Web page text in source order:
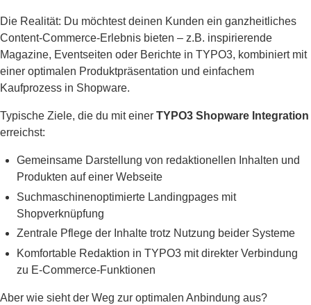
Die Realität: Du möchtest deinen Kunden ein ganzheitliches
Content-Commerce-Erlebnis bieten – z.B. inspirierende
Magazine, Eventseiten oder Berichte in TYPO3, kombiniert mit
einer optimalen Produktpräsentation und einfachem
Kaufprozess in Shopware.
Typische Ziele, die du mit einer TYPO3 Shopware Integration
erreichst:
Gemeinsame Darstellung von redaktionellen Inhalten und
Produkten auf einer Webseite
Suchmaschinenoptimierte Landingpages mit
Shopverknüpfung
Zentrale Pflege der Inhalte trotz Nutzung beider Systeme
Komfortable Redaktion in TYPO3 mit direkter Verbindung
zu E-Commerce-Funktionen
Aber wie sieht der Weg zur optimalen Anbindung aus?